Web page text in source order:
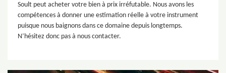
Soult peut acheter votre bien à prix irréfutable. Nous avons les
compétences à donner une estimation réelle à votre instrument
puisque nous baignons dans ce domaine depuis longtemps.
N’hésitez donc pas à nous contacter.